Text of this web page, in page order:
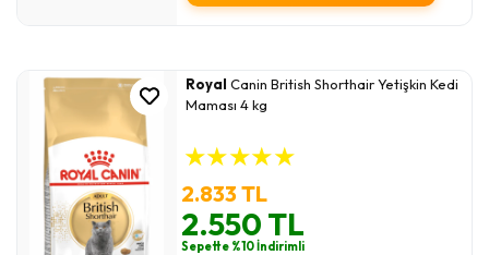
Royal Canin British Shorthair Yetişkin Kedi
Maması 4 kg
★★★★★
2.833 TL
2.550 TL
Sepette %10 İndirimli